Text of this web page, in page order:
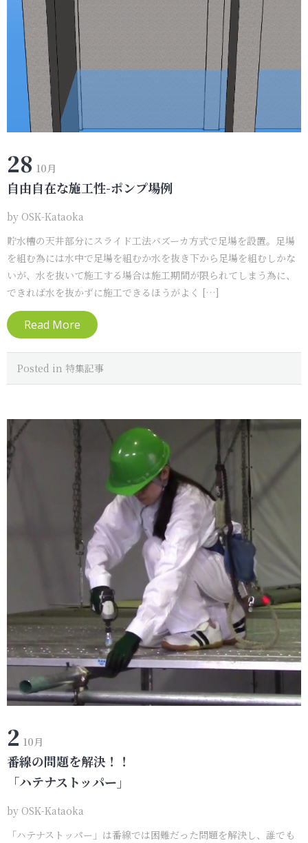
28 10月
自由自在な施工性-ポンプ場例
by OSK-Kataoka
貯水槽の天井部分にスライド工法バズーカ方式で足場を設置。足場
を組む為には水中で足場を組むか水を抜き下から足場を組むしかな
いが、水を抜いて施工する場合は施工期間が限られてしまう為に、
できれば水を抜かずに施工できるほうがよく […]
Read More
Posted in 特集記事
2 10月
番線の問題を解決！！
「ハテナストッパー」
by OSK-Kataoka
「ハテナストッパー」は番線では困難だった問題を解決し、誰でも